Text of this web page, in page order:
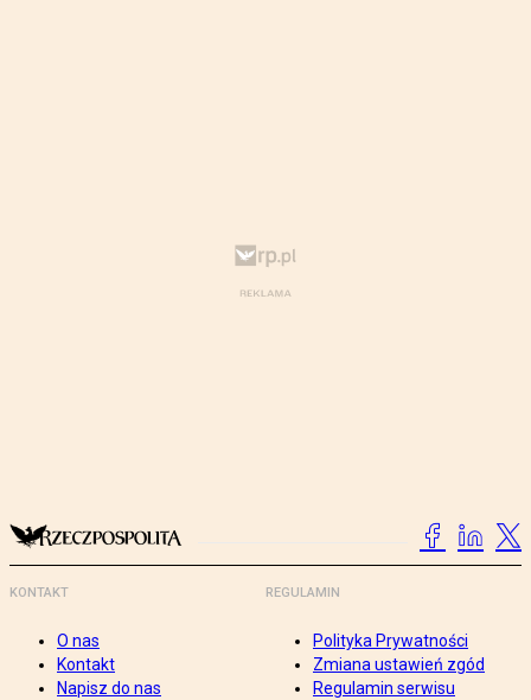
KONTAKT
O nas
Kontakt
Napisz do nas
REGULAMIN
Polityka Prywatności
Zmiana ustawień zgód
Regulamin serwisu